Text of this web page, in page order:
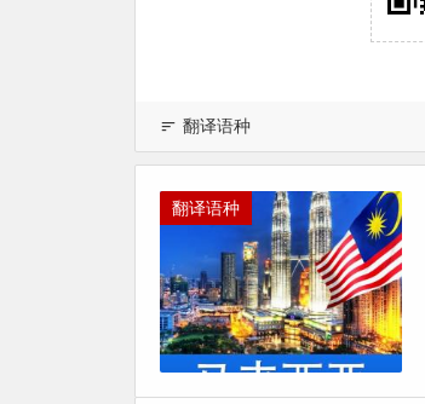
翻译语种
翻译语种